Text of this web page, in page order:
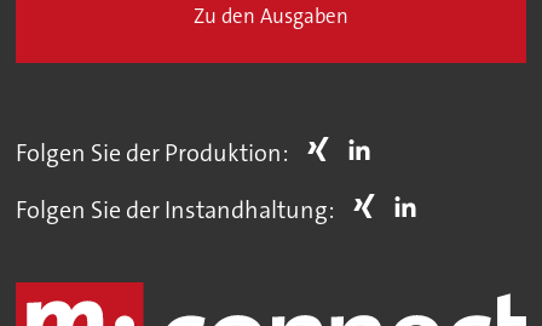
Zu den Ausgaben
Folgen Sie der Produktion:
Folgen Sie der Instandhaltung: